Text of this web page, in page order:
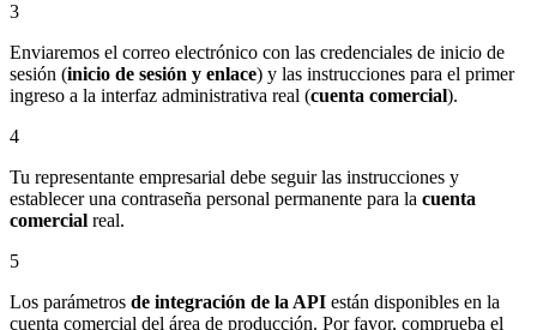
3
Enviaremos el correo electrónico con las credenciales de inicio de
sesión (inicio de sesión y enlace) y las instrucciones para el primer
ingreso a la interfaz administrativa real (cuenta comercial).
4
Tu representante empresarial debe seguir las instrucciones y
establecer una contraseña personal permanente para la cuenta
comercial real.
5
Los parámetros de integración de la API están disponibles en la
cuenta comercial del área de producción. Por favor, comprueba el